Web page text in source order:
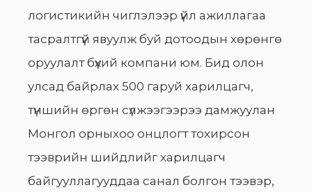
логистикийн чиглэлээр үйл ажиллагаа
тасралтгүй явуулж буй дотоодын хөрөнгө
оруулалт бүхий компани юм. Бид олон
улсад байрлах 500 гаруй харилцагч,
түншийн өргөн сүлжээгээрээ дамжуулан
Монгол орныхоо онцлогт тохирсон
тээврийн шийдлийг харилцагч
байгууллагууддаа санал болгон тээвэр,